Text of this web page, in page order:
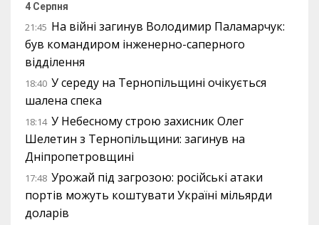
4 Серпня
21:45 На війні загинув Володимир Паламарчук:
був командиром інженерно-саперного
відділення
18:40 У середу на Тернопільщині очікується
шалена спека
18:14 У Небесному строю захисник Олег
Шелетин з Тернопільщини: загинув на
Дніпропетровщині
17:48 Урожай під загрозою: російські атаки
портів можуть коштувати Україні мільярди
доларів